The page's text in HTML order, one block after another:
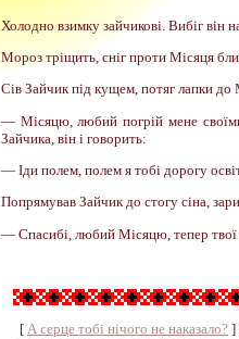
Холодно взимку зайчикові. Вибіг він
Мороз тріщить, сніг проти Місяця
Сів Зайчик під кущем, потяг лапки до
— Місяцю, любий погрій мене
Зайчика, він і говорить:
— Іди полем, полем я тобі дорогу
Попрямував Зайчик до стогу сіна,
— Спасибі, любий Місяцю, тепер твої
[ А серце тобі нічого не наказало? ]